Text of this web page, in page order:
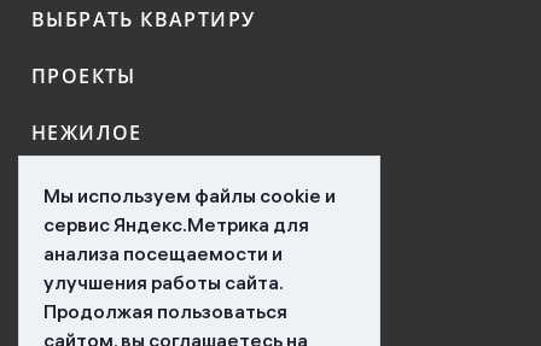
ВЫБРАТЬ КВАРТИРУ
ПРОЕКТЫ
НЕЖИЛОЕ
КОНТАКТЫ
НОВОСТИ
ВАКАНСИИ
Мы используем файлы cookie и
сервис Яндекс.Метрика для
анализа посещаемости и
улучшения работы сайта.
Продолжая пользоваться
сайтом, вы соглашаетесь на